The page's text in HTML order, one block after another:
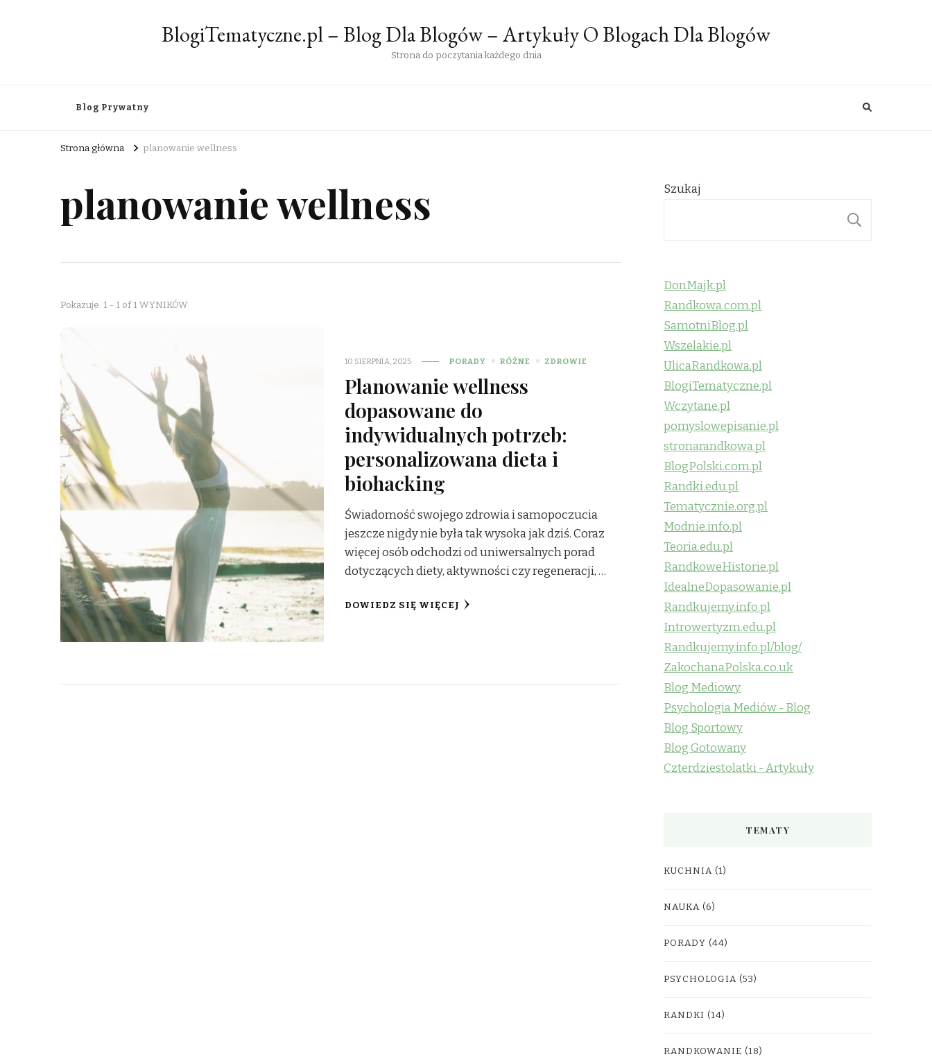
BlogiTematyczne.pl – Blog Dla Blogów – Artykuły O Blogach Dla Blogów
Strona do poczytania każdego dnia
Blog Prywatny
Strona główna planowanie wellness
planowanie wellness
Pokazuje: 1 - 1 of 1 WYNIKÓW
10 SIERPNIA, 2025 PORADY RÓŻNE ZDROWIE
Planowanie wellness
dopasowane do
indywidualnych potrzeb:
personalizowana dieta i
biohacking
Świadomość swojego zdrowia i samopoczucia
jeszcze nigdy nie była tak wysoka jak dziś. Coraz
więcej osób odchodzi od uniwersalnych porad
dotyczących diety, aktywności czy regeneracji, …
DOWIEDZ SIĘ WIĘCEJ
Szukaj
DonMajk.pl
Randkowa.com.pl
SamotniBlog.pl
Wszelakie.pl
UlicaRandkowa.pl
BlogiTematyczne.pl
Wczytane.pl
pomyslowepisanie.pl
stronarandkowa.pl
BlogPolski.com.pl
Randki.edu.pl
Tematycznie.org.pl
Modnie.info.pl
Teoria.edu.pl
RandkoweHistorie.pl
IdealneDopasowanie.pl
Randkujemy.info.pl
Introwertyzm.edu.pl
Randkujemy.info.pl/blog/
ZakochanaPolska.co.uk
Blog Mediowy
Psychologia Mediów - Blog
Blog Sportowy
Blog Gotowany
Czterdziestolatki - Artykuły
TEMATY
KUCHNIA (1)
NAUKA (6)
PORADY (44)
PSYCHOLOGIA (53)
RANDKI (14)
RANDKOWANIE (18)